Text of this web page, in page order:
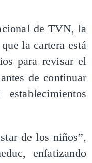
de TVN, la
la cartera está
para revisar el
de continuar
de los niños”,
enfatizando